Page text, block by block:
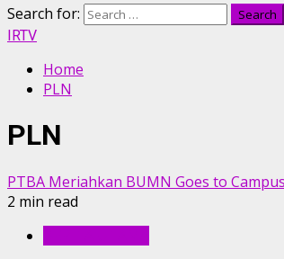
Search for:
IRTV
Home
PLN
PLN
PTBA Meriahkan BUMN Goes to
2 min read